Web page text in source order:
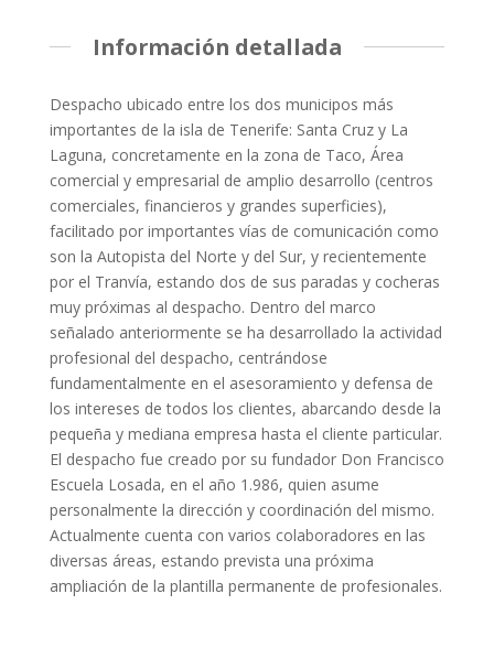
Información detallada
Despacho ubicado entre los dos municipos más
importantes de la isla de Tenerife: Santa Cruz y La
Laguna, concretamente en la zona de Taco, Área
comercial y empresarial de amplio desarrollo (centros
comerciales, financieros y grandes superficies),
facilitado por importantes vías de comunicación como
son la Autopista del Norte y del Sur, y recientemente
por el Tranvía, estando dos de sus paradas y cocheras
muy próximas al despacho. Dentro del marco
señalado anteriormente se ha desarrollado la actividad
profesional del despacho, centrándose
fundamentalmente en el asesoramiento y defensa de
los intereses de todos los clientes, abarcando desde la
pequeña y mediana empresa hasta el cliente particular.
El despacho fue creado por su fundador Don Francisco
Escuela Losada, en el año 1.986, quien asume
personalmente la dirección y coordinación del mismo.
Actualmente cuenta con varios colaboradores en las
diversas áreas, estando prevista una próxima
ampliación de la plantilla permanente de profesionales.